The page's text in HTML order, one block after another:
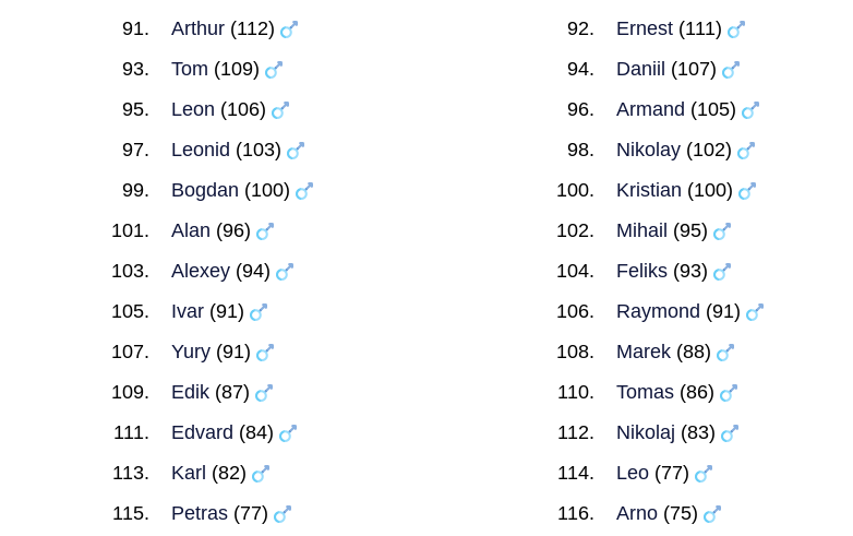
Arthur (112) Ernest(111)
Tom (109) Daniil (107)
Leon (106) Armand (105)
Leonid (103) Nikolay(102)
Bogdan (100) Kristian (100)
Alan (96) Mihail (95)
Alexey (94) Feliks(93)
Ivar (91) Raymond (91)
Yury (91) Marek(88)
Edik (87) Tomas(86)
Edvard (84) Nikolaj (83)
Karl (82) Leo(77)
Petras (77) Arno(75)